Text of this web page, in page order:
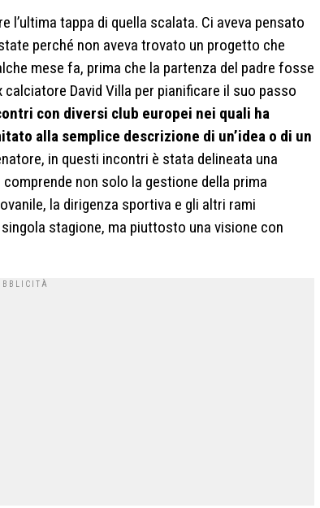
l’ultima tappa di quella scalata. Ci aveva pensato
perché non aveva trovato un progetto che
mese fa, prima che la partenza del padre fosse
calciatore David Villa per pianificare il suo passo
con diversi club europei nei quali ha
alla semplice descrizione di un’idea o di un
in questi incontri è stata delineata una
non solo la gestione della prima
la dirigenza sportiva e gli altri rami
stagione, ma piuttosto una visione con